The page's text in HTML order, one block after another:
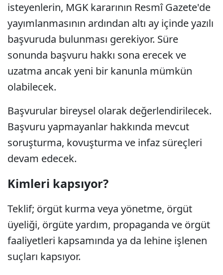
isteyenlerin, MGK kararının Resmî Gazete'de
yayımlanmasının ardından altı ay içinde yazılı
başvuruda bulunması gerekiyor. Süre
sonunda başvuru hakkı sona erecek ve
uzatma ancak yeni bir kanunla mümkün
olabilecek.
Başvurular bireysel olarak değerlendirilecek.
Başvuru yapmayanlar hakkında mevcut
soruşturma, kovuşturma ve infaz süreçleri
devam edecek.
Kimleri kapsıyor?
Teklif; örgüt kurma veya yönetme, örgüt
üyeliği, örgüte yardım, propaganda ve örgüt
faaliyetleri kapsamında ya da lehine işlenen
suçları kapsıyor.